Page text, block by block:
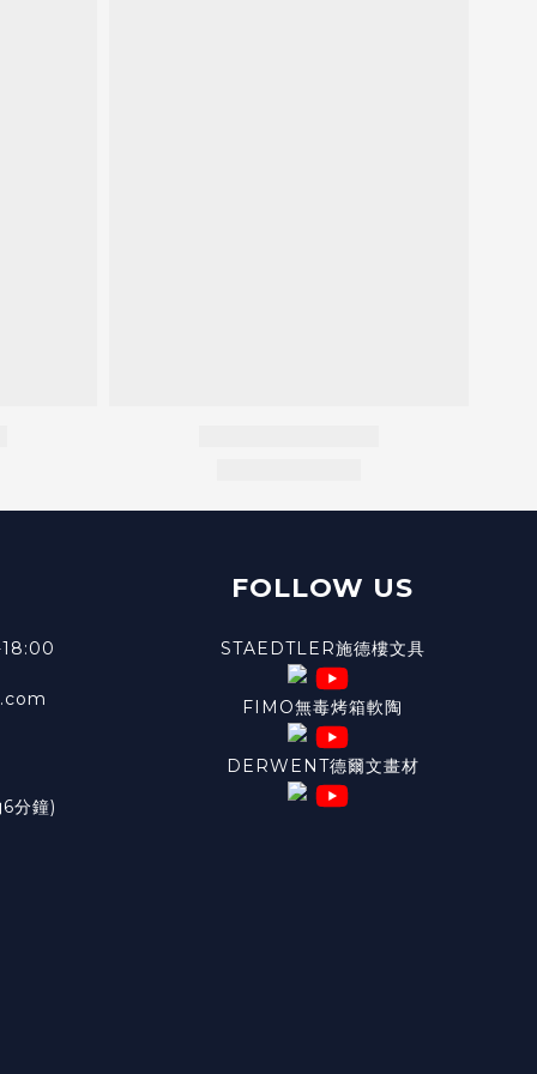
18:00
分鐘)
FOLLOW US
STAEDTLER施德樓文具
FIMO無毒烤箱軟陶
DERWENT德爾文畫材